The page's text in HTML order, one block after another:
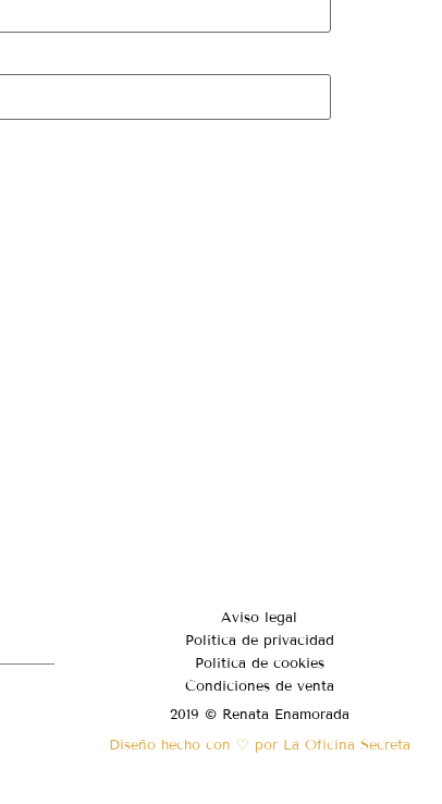
Aviso legal
Política de privacidad
Política de cookies
Condiciones de venta
2019 © Renata Enamorada
Diseño hecho con ♡ por La Oficina Secreta